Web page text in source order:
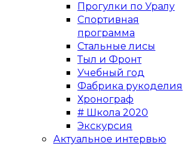
Прогулки по Уралу
Спортивная
программа
Стальные лисы
Тыл и Фронт
Учебный год
Фабрика рукоделия
Хронограф
# Школа 2020
Экскурсия
Актуальное интервью